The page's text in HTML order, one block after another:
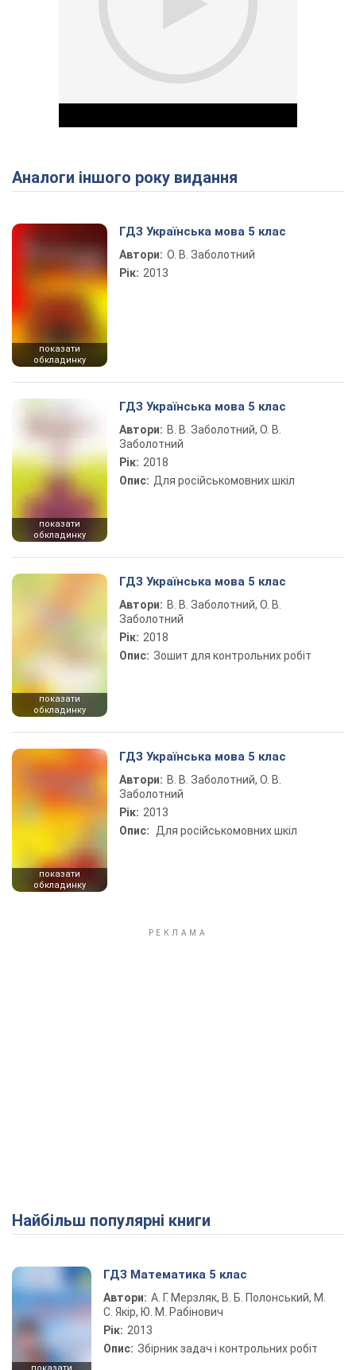
Play Video
Аналоги іншого року видання
показати
обкладинку
ГДЗ Українська мова 5 клас
Автори: О. В. Заболотний
Рік: 2013
показати
обкладинку
ГДЗ Українська мова 5 клас
Автори: В. В. Заболотний, О. В.
Заболотний
Рік: 2018
Опис: Для російськомовних шкіл
показати
обкладинку
ГДЗ Українська мова 5 клас
Автори: В. В. Заболотний, О. В.
Заболотний
Рік: 2018
Опис: Зошит для контрольних робіт
показати
обкладинку
ГДЗ Українська мова 5 клас
Автори: В. В. Заболотний, О. В.
Заболотний
Рік: 2013
Опис:
Для російськомовних шкіл
Найбільш популярні книги
ГДЗ Математика 5 клас
Автори: А. Г. Мерзляк, В. Б. Полонський, М.
С. Якір, Ю. М. Рабінович
Рік: 2013
Опис: Збірник задач і контрольних робіт